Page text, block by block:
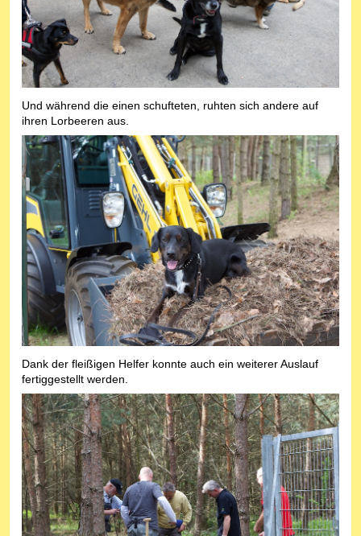
Und während die einen schufteten, ruhten sich andere auf
ihren Lorbeeren aus.
Dank der fleißigen Helfer konnte auch ein weiterer Auslauf
fertiggestellt werden.